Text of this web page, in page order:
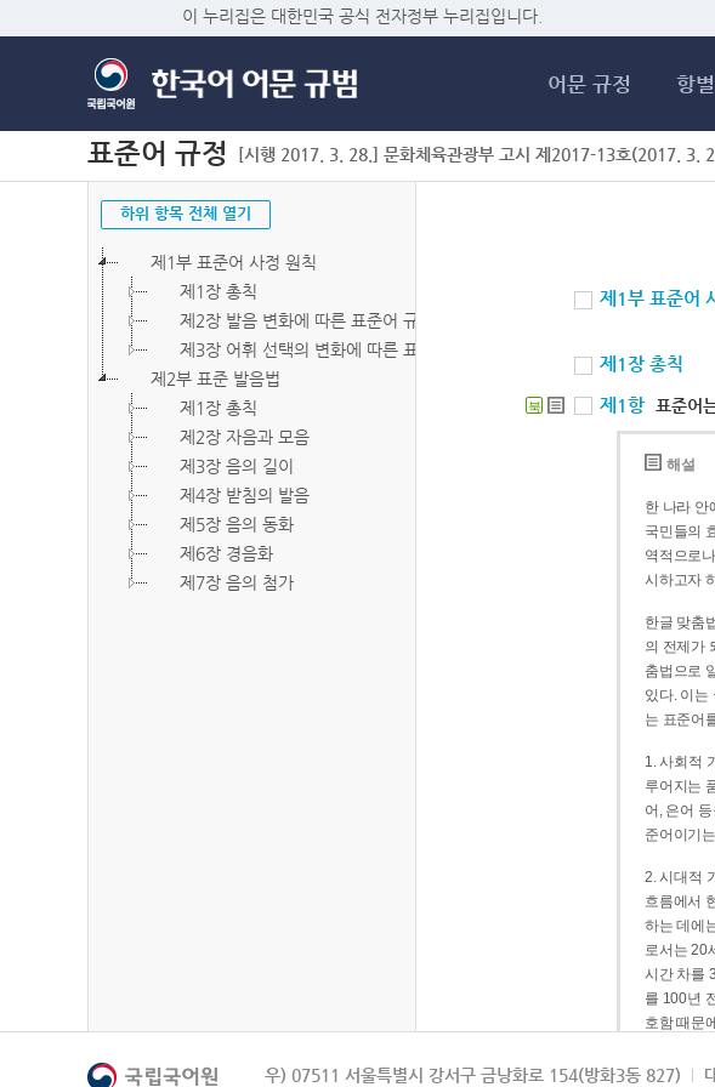
이 누리집은 대한민국 공식 전자정부 누리집입니다.
어문 규정 항
표준어 규정 [시행 2017. 3. 28.] 문화체육관광부 고시 제2017-13호(2017. 3.
하위 항목 전체 열기
제1부 표준어 사정 원칙
제1장 총칙
제2장 발음 변화에 따른 표준어 규정
제3장 어휘 선택의 변화에 따른 표준어 규정
제2부 표준 발음법
제1장 총칙
제2장 자음과 모음
제3장 음의 길이
제4장 받침의 발음
제5장 음의 동화
제6장 경음화
제7장 음의 첨가
제1부 표준어
제1장 총칙
북 제1항 표준어
해설
한 나라 안
국민들의
역적으로
시하고자
한글 맞춤
의 전제가
춤법으로
있다. 이는
는 표준어
1. 사회적
루어지는
어, 은어
준어이기
2. 시대적
흐름에서
하는 데에
로서는 20
시간 차를
를 100년
호함 때문
3. 지역적
우) 07511 서울특별시 강서구 금낭화로 154(방화3동 827)